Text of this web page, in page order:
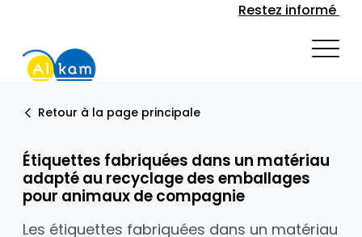
Restez informé
Retour à la page principale
Étiquettes fabriquées dans un matériau
adapté au recyclage des emballages
pour animaux de compagnie
Les étiquettes fabriquées dans un matériau